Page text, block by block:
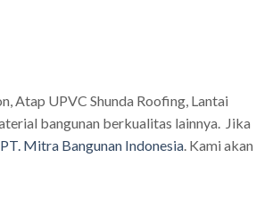
Atap UPVC Shunda Roofing, Lantai
bangunan berkualitas lainnya. Jika
PT. Mitra Bangunan Indonesia. Kami akan